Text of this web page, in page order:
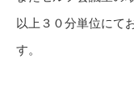
以上３０分単位にて
す。